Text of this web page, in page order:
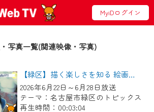
MyiDログイン
真一覧(関連映像・写真)
【緑区】描く楽しさを知る 絵画教室ボザール
2026年6月22日～6月28日放送
テーマ：名古屋市緑区のトピックス
再生時間：00:03:04
お知らせ
ス『CCNet Web TV』は2024
リニューアルします！